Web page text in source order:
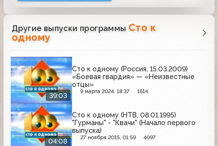
Другие выпуски программы Сто к
одному
39:03
Сто к одному (Россия, 15.03.2009)
«Боевая гвардия» — «Неизвестные
отцы»
9 марта 2024, 18:37 1614
04:08
Сто к одному (НТВ, 08.01.1995)
"Гурманы" - "Квачи" (Начало первого
выпуска)
27 ноября 2015, 01:59 4097